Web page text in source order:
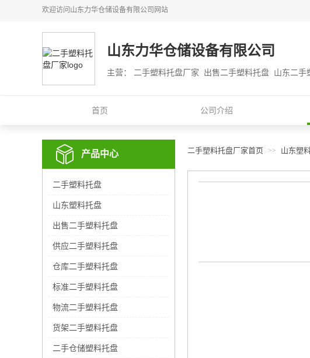
欢迎访问 山东力华仓储设备有限公司 网站
山东力华仓储设备有限公司
主营： 二手塑料托盘厂家 出售二手塑料托盘 山东二手
首页 公司介绍
产品中心
二手塑料托盘
山东塑料托盘
出售二手塑料托盘
供应二手塑料托盘
仓库二手塑料托盘
标准二手塑料托盘
物流二手塑料托盘
货架二手塑料托盘
二手仓储塑料托盘
二手塑料托盘厂家首页 >> 山东塑